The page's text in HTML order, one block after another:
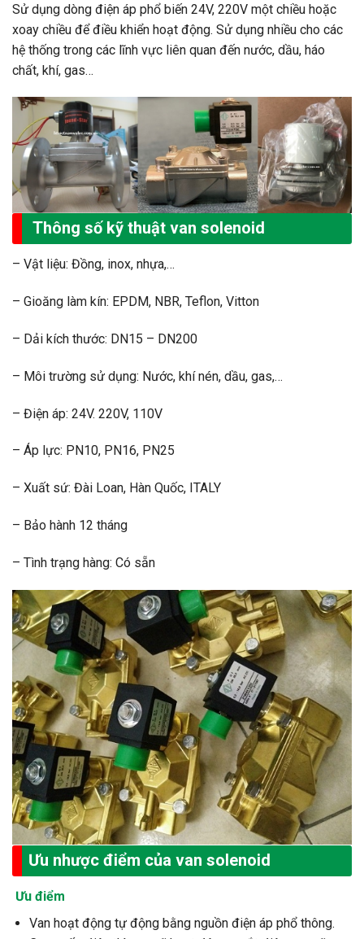
Sử dụng dòng điện áp phổ biến 24V, 220V một chiều hoặc
xoay chiều để điều khiển hoạt động. Sử dụng nhiều cho các
hệ thống trong các lĩnh vực liên quan đến nước, dầu, háo
chất, khí, gas…
Thông số kỹ thuật van solenoid
– Vật liệu: Đồng, inox, nhựa,…
– Gioăng làm kín: EPDM, NBR, Teflon, Vitton
– Dải kích thước: DN15 – DN200
– Môi trường sử dụng: Nước, khí nén, dầu, gas,…
– Điện áp: 24V. 220V, 110V
– Áp lực: PN10, PN16, PN25
– Xuất sứ: Đài Loan, Hàn Quốc, ITALY
– Bảo hành 12 tháng
– Tình trạng hàng: Có sẵn
Ưu nhược điểm của van solenoid
Ưu điểm
Van hoạt động tự động bằng nguồn điện áp phổ thông.